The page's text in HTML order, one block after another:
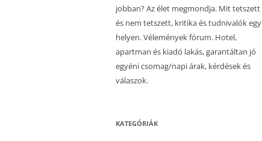
jobban? Az élet megmondja. Mit tetszett
és nem tetszett, kritika és tudnivalók egy
helyen. Vélemények fórum. Hotel,
apartman és kiadó lakás, garantáltan jó
egyéni csomag/napi árak, kérdések és
válaszok.
KATEGÓRIÁK